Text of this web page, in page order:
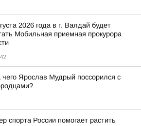
2026 года в г. Валдай будет
Мобильная приемная прокурора
чего Ярослав Мудрый поссорился с
спорта России помогает растить